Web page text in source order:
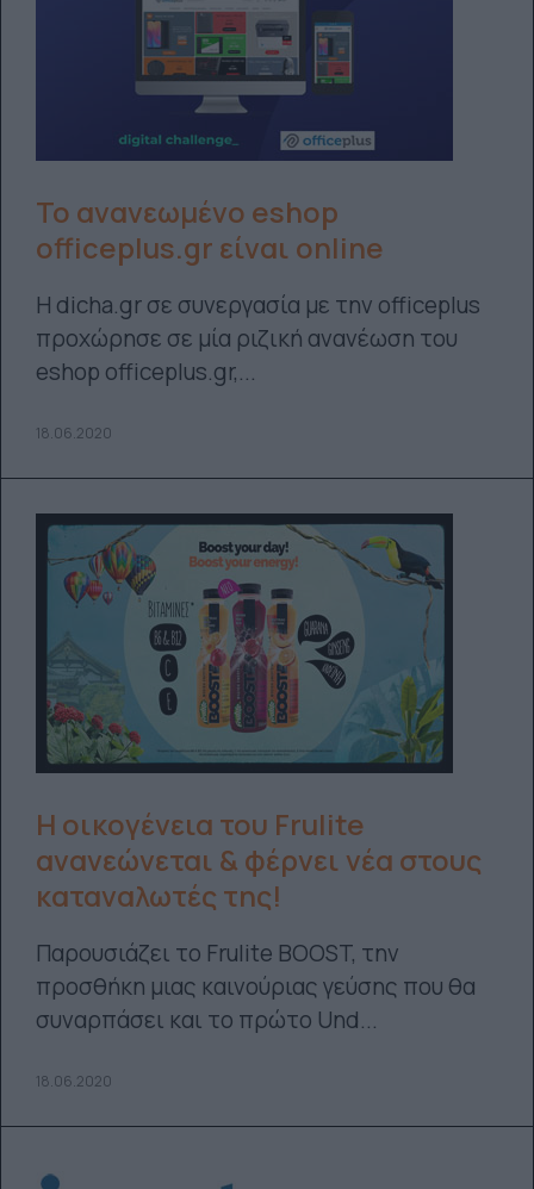
Το ανανεωμένο eshop
officeplus.gr είναι online
Η dicha.gr σε συνεργασία με την officeplus
προχώρησε σε μία ριζική ανανέωση του
eshop officeplus.gr,...
18.06.2020
Η οικογένεια του Frulite
ανανεώνεται & φέρνει νέα στους
καταναλωτές της!
Παρουσιάζει το Frulite BOOST, την
προσθήκη μιας καινούριας γεύσης που θα
συναρπάσει και το πρώτο Und...
18.06.2020